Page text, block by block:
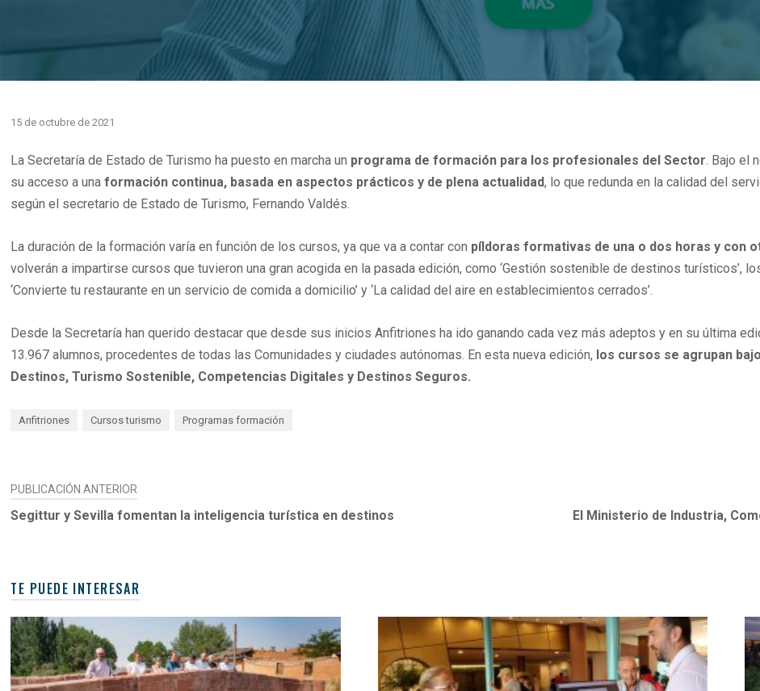
15 de octubre de 2021
La Secretaría de Estado de Turismo ha puesto en marcha un programa de formación para los profesionales del Sector. Bajo el
su acceso a unaformación continua, basada en aspectos prácticos y de plena actualidad, lo que redunda en la calidad del
según el secretario de Estado de Turismo, Fernando Valdés.
La duración de la formación varía en función de los cursos, ya que va a contar con píldoras formativas de una o dos horas y con
volverán a impartirse cursos que tuvieron una gran acogida en la pasada edición, como ‘Gestión sostenible de destinos turísticos’,
‘Convierte tu restaurante en un servicio de comida a domicilio’ y ‘La calidad del aire en establecimientos cerrados’.
Desde la Secretaría han querido destacar que desde sus inicios Anfitriones ha ido ganando cada vez más adeptos y en su última
13.967 alumnos, procedentes de todas las Comunidades y ciudades autónomas. En esta nueva edición, los cursos se agrupan
Destinos, Turismo Sostenible, Competencias Digitales y Destinos Seguros.
Anfitriones Cursos turismo Programas formación
NAVEGACIÓN
DE
PUBLICACIÓN ANTERIOR
Segittur y Sevilla fomentan la inteligencia turística en destinos
El Ministerio de Industria,
TE PUEDE INTERESAR